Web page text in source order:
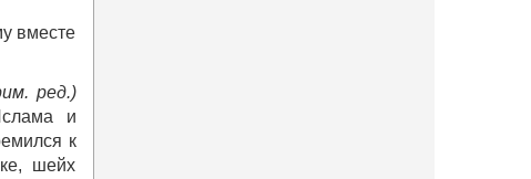
вместе
ред.)
и
к
шейх